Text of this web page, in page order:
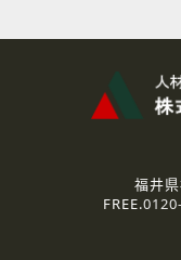
福井
FREE.